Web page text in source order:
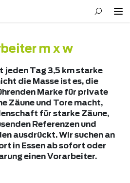
m x w
jeden Tag 3,5 km starke
die Masse ist es, die
Marke für private
Zäune und Tore macht,
für starke Zäune,
Referenzen und
ausdrückt. Wir suchen an
in Essen ab sofort oder
einen Vorarbeiter.